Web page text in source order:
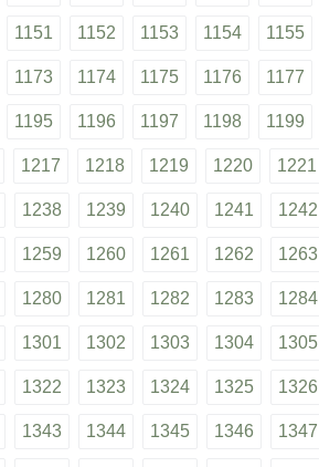
1151 1152 1153 1154 1155
1173 1174 1175 1176 1177
1195 1196 1197 1198 1199
1217 1218 1219 1220 1221
1238 1239 1240 1241 1242
1259 1260 1261 1262 1263
1280 1281 1282 1283 1284
1301 1302 1303 1304 1305
1322 1323 1324 1325 1326
1343 1344 1345 1346 1347